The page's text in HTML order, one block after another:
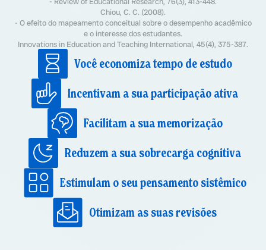
Chiou, C. C. (2008).
- O efeito do mapeamento conceitual sobre o desempenho acadêmico
e o interesse dos estudantes.
Innovations in Education and Teaching International, 45(4), 375-387.
Você economiza tempo de estudo
Incentivam a sua participação ativa
Facilitam a sua memorização
Reduzem a sua sobrecarga cognitiva
Estimulam o seu pensamento sistêmico
Otimizam as suas revisões